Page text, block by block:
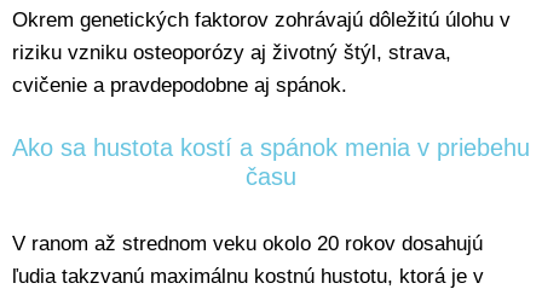
Okrem genetických faktorov zohrávajú dôležitú úlohu v
riziku vzniku osteoporózy aj životný štýl, strava,
cvičenie a pravdepodobne aj spánok.
Ako sa hustota kostí a spánok menia v priebehu
času
V ranom až strednom veku okolo 20 rokov dosahujú
ľudia takzvanú maximálnu kostnú hustotu, ktorá je v